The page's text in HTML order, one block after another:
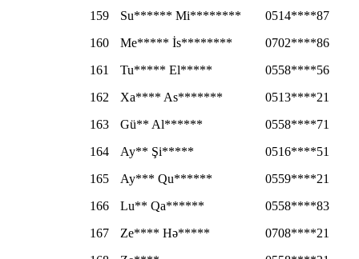
159
Su****** Mi********
0514****87
160
Me***** İs********
0702****86
161
Tu***** El*****
0558****56
162
Xa**** As*******
0513****21
163
Gü** Al******
0558****71
164
Ay** Şi*****
0516****51
165
Ay*** Qu******
0559****21
166
Lu** Qa******
0558****83
167
Ze**** Hə*****
0708****21